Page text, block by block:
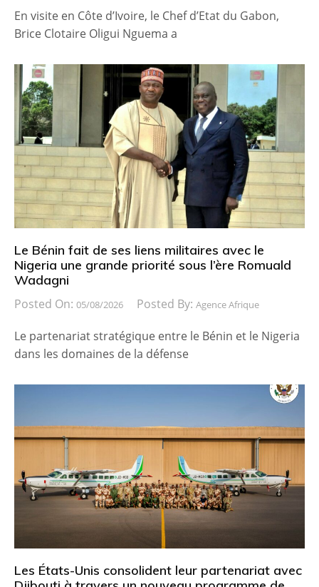
En visite en Côte d’Ivoire, le Chef d’Etat du Gabon,
Brice Clotaire Oligui Nguema a
Le Bénin fait de ses liens militaires avec le
Nigeria une grande priorité sous l’ère Romuald
Wadagni
Posted On: 05/08/2026 Posted By: Agence Afrique
Le partenariat stratégique entre le Bénin et le Nigeria
dans les domaines de la défense
Les États-Unis consolident leur partenariat avec